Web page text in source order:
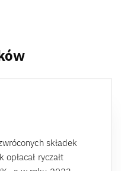
składek
ryczałt